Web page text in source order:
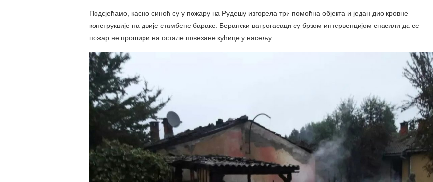
Подсјећамо, касно синоћ су у пожару на Рудешу изгорела три помоћна објекта и један дио кровне
конструкције на двије стамбене бараке. Берански ватрогасаци су брзом интервенцијом спасили да се
пожар не прошири на остале повезане кућице у насељу.